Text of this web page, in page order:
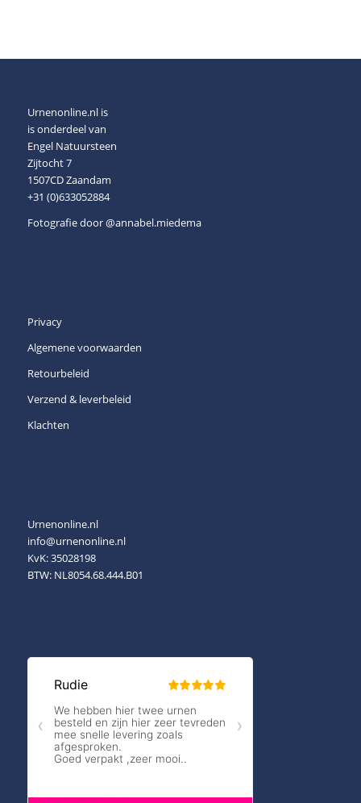
Urnenonline.nl is
is onderdeel van
Engel Natuursteen
Zijtocht 7
1507CD Zaandam
+31 (0)633052884
Fotografie door@annabel.miedema
Privacy
Algemene voorwaarden
Retourbeleid
Verzend & leverbeleid
Klachten
Urnenonline.nl
info@urnenonline.nl
KvK: 35028198
BTW: NL8054.68.444.B01